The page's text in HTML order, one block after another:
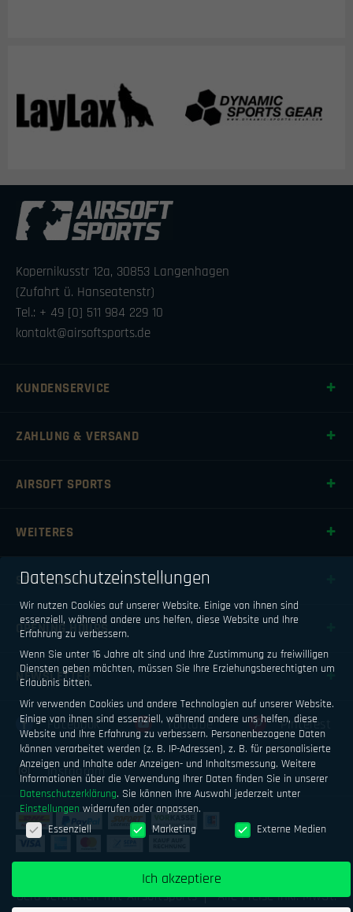
Kopernikusstr 12a, 30853 Langenhagen
(Zufahrt ü. Hanseatenstr)
Tel.: + 49 [0] 511 984 229 10
kontakt@airsoftsports.de
KUNDENSERVICE
ZAHLUNG & VERSAND
AIRSOFT SPORTS
WEITERES
SPONSORING & BERATUNG
OPENING HOURS
NEWSLETTER
Facebook Youtube Pinterest
Instagram
Datenschutz
Geld verdienen mit Airsoftsports
Alle Preise inkl. MwSt.
Datenschutzeinstellungen
Wir nutzen Cookies auf unserer Website. Einige von ihnen sind
essenziell, während andere uns helfen, diese Website und Ihre
Erfahrung zu verbessern.
Wenn Sie unter 16 Jahre alt sind und Ihre Zustimmung zu freiwilligen
Diensten geben möchten, müssen Sie Ihre Erziehungsberechtigten um
Erlaubnis bitten.
Wir verwenden Cookies und andere Technologien auf unserer Website.
Einige von ihnen sind essenziell, während andere uns helfen, diese
Website und Ihre Erfahrung zu verbessern. Personenbezogene Daten
können verarbeitet werden (z. B. IP-Adressen), z. B. für personalisierte
Anzeigen und Inhalte oder Anzeigen- und Inhaltsmessung. Weitere
Informationen über die Verwendung Ihrer Daten finden Sie in unserer
Datenschutzerklärung. Sie können Ihre Auswahl jederzeit unter
Einstellungen widerrufen oder anpassen.
Datenschutzeinstellungen
Essenziell Marketing Externe Medien
Ich akzeptiere